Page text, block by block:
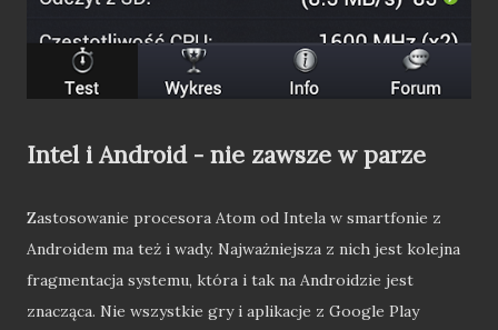
Intel i Android - nie zawsze w parze
Zastosowanie procesora Atom od Intela w smartfonie z
Androidem ma też i wady. Najważniejsza z nich jest kolejna
fragmentacja systemu, która i tak na Androidzie jest
znacząca. Nie wszystkie gry i aplikacje z Google Play